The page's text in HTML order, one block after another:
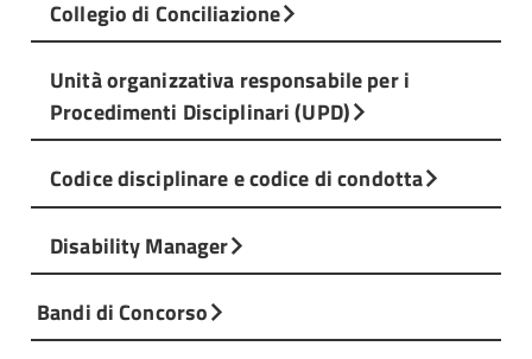
Collegio di Conciliazione
Unità organizzativa responsabile per i
Procedimenti Disciplinari (UPD)
Codice disciplinare e codice di condotta
Disability Manager
Bandi di Concorso